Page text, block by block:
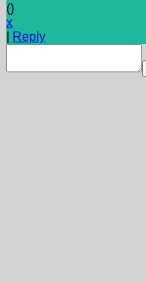
()
x
Reply